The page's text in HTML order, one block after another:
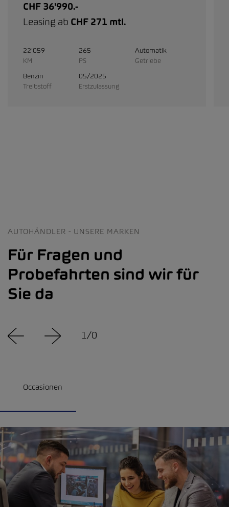
CHF 36'990.-
Leasing ab CHF 271 mtl.
22'059
KM
265
PS
Automatik
Getriebe
Benzin
Treibstoff
05/2025
Erstzulassung
AUTOHÄNDLER - UNSERE MARKEN
Für Fragen und
Probefahrten sind wir für
Sie da
1/0
Occasionen